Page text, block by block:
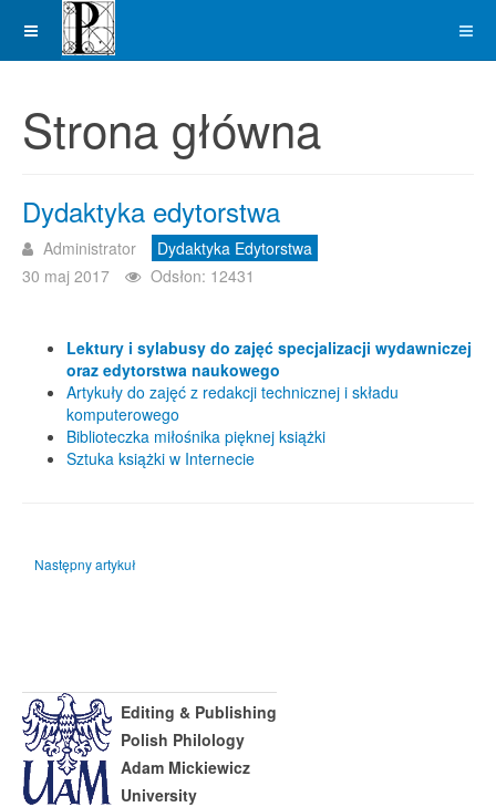
Strona główna
Dydaktyka edytorstwa
Administrator
Dydaktyka Edytorstwa
30 maj 2017
Odsłon: 12431
Lektury i sylabusy do zajęć specjalizacji wydawniczej
oraz edytorstwa naukowego
Artykuły do zajęć z redakcji technicznej i składu
komputerowego
Biblioteczka miłośnika pięknej książki
Sztuka książki w Internecie
Następny artykuł: Biblioteczka miłośnika pięknej książki
Następny artykuł
Editing & Publishing
Polish Philology
Adam Mickiewicz
University